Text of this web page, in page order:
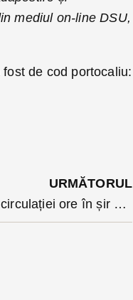
mediul on-line DSU,
de cod portocaliu:
URMĂTORUL
Strada Eroilor din Bistrița blocată circulației ore în șir pentru îndepărtarea apei care aproape a inundat calea ferată-GALERIE FOTO